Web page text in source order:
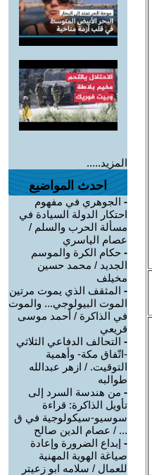
المزيد.....
احدث المواضيع
- الجوهري في مفهوم
احتكار الدولة السيادة في
مسألة الحرب والسلم /
عصام الياسري
- حكام الكرة والموسم
الجديد / محمد حسين
مخيلف
- المثقف الذي يموت مرتين
الموت البيولوجي... والموت
في الذاكرة / أحمد موسى
قريعي
- التحالف الدفاعي الثلاثي
-اتّفاق مكة- وأهمية
التوقيت. / ازهر عبدالله
طوالبه
- من هندسة السرد إلى
تأويل الذاكرة: قراءة
سوسيو-سيكولوجية في ق
... / عصام الدين صالح
- إبداع الضرورة وإعادة
صياغة الهوية المهنية
للعمال / سلامه ابو زعيتر